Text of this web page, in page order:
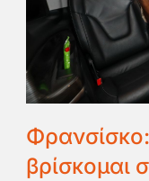
βρίσκομαι